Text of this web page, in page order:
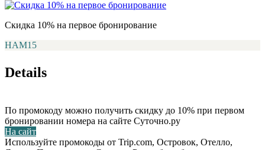
Скидка 10% на первое бронирование
НАМ15
Details
По промокоду можно получить скидку до 10% при первом
бронировании номера на сайте Суточно.ру
На сайт
Используйте промокоды от Trip.com, Островок, Отелло,